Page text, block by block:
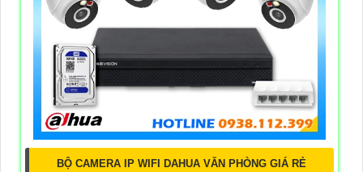
BỘ CAMERA IP WIFI DAHUA VĂN PHÒNG GIÁ RẺ